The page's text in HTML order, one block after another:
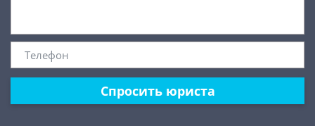
Спросить юриста